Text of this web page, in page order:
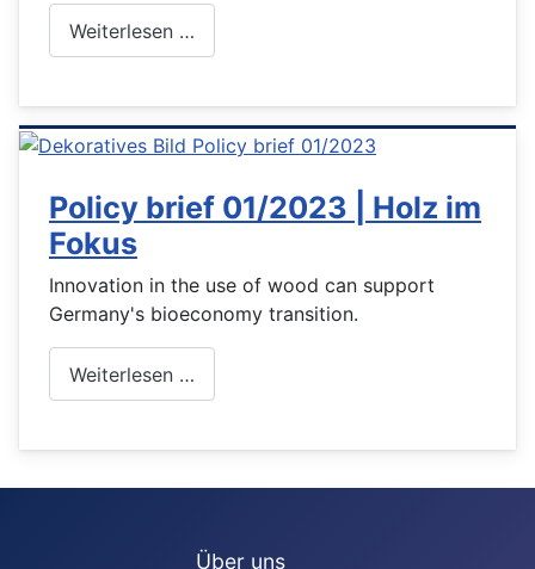
Weiterlesen …
Policy brief 01/2023 | Holz im
Fokus
Innovation in the use of wood can support
Germany's bioeconomy transition.
Weiterlesen …
Über uns